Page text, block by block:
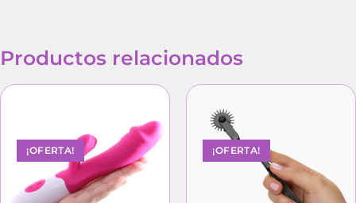
Productos relacionados
¡OFERTA! ¡OFERTA!